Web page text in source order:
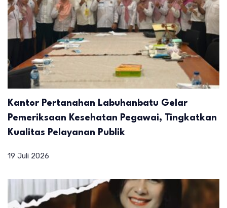
Kantor Pertanahan Labuhanbatu Gelar
Pemeriksaan Kesehatan Pegawai, Tingkatkan
Kualitas Pelayanan Publik
19 Juli 2026